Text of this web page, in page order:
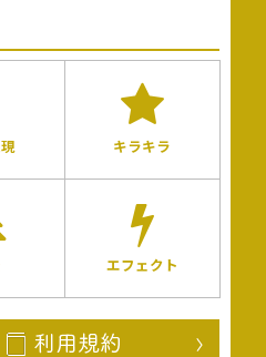
キラキラ
エフェクト